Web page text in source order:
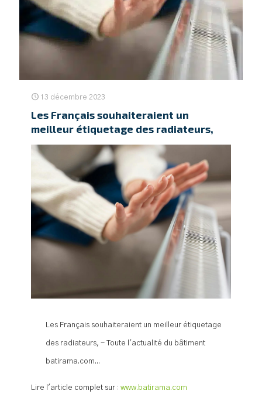
13 décembre 2023
Les Français souhaiteraient un
meilleur étiquetage des radiateurs,
Les Français souhaiteraient un meilleur étiquetage
des radiateurs, - Toute l'actualité du bâtiment
batirama.com...
Lire l'article complet sur : www.batirama.com